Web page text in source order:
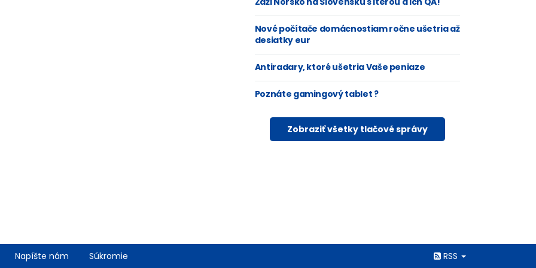
Nové počítače domácnostiam ročne ušetria až
desiatky eur
Antiradary, ktoré ušetria Vaše peniaze
Poznáte gamingový tablet ?
Zobraziť všetky tlačové správy
Napíšte nám Súkromie RSS